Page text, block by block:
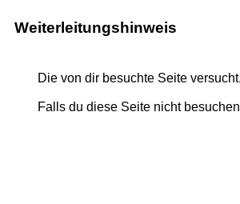
Weiterleitungshinweis
Die von dir besuchte Seite
Falls du diese Seite nicht